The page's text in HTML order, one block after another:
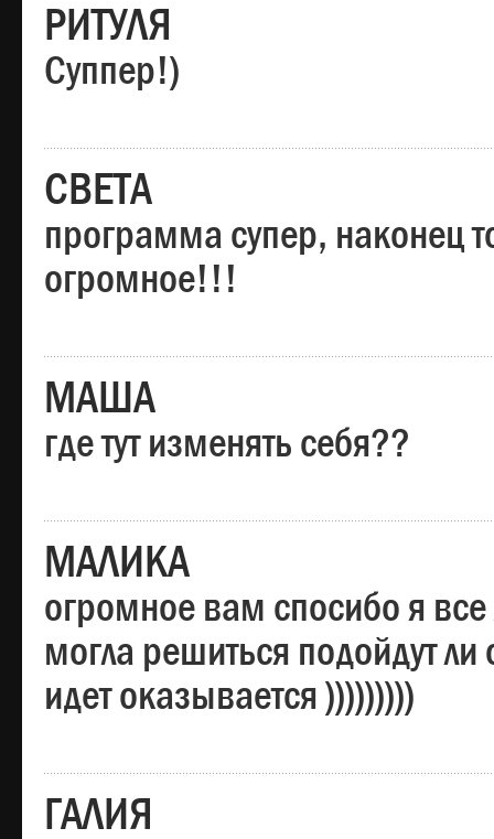
РИТУЛЯ
Суппер!)
СВЕТА
программа супер, наконец
огромное!!!
МАША
где тут изменять себя??
МАЛИКА
огромное вам спосибо я
могла решиться подойдут ли
идет оказывается )))))))))
ГАЛИЯ